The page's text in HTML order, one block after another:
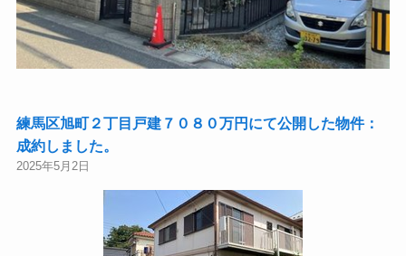
練馬区旭町２丁目戸建７０８０万円にて公開した物件：
成約しました。
2025年5月2日